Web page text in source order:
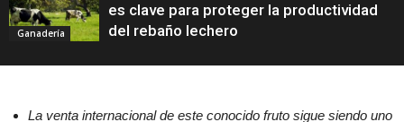
Ganadería
es clave para proteger la productividad
del rebaño lechero
La venta internacional de este conocido fruto sigue siendo uno